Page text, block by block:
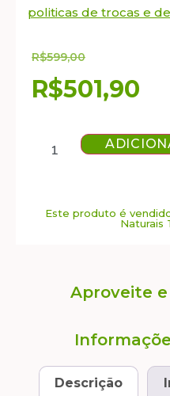
politicas de trocas e
R$599,00
R$501,90
Este produto é
Naturais
Aproveite
Descrição